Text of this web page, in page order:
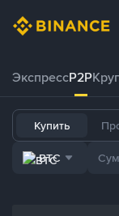
ЭкспрессP2P
Купить
BTC